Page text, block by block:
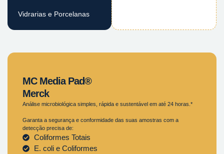
Vidrarias e Porcelanas
MC Media Pad®
Merck
Análise microbiológica simples, rápida e sustentável em até 24 horas.*
Garanta a segurança e conformidade das suas amostras com a
detecção precisa de:
Coliformes Totais
E. coli e Coliformes